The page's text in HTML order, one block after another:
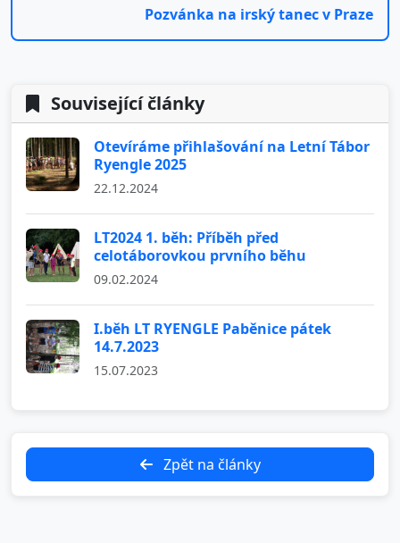
Pozvánka na irský tanec v Praze
Související články
Otevíráme přihlašování na Letní Tábor
Ryengle 2025
22.12.2024
LT2024 1. běh: Příběh před
celotáborovkou prvního běhu
09.02.2024
I.běh LT RYENGLE Paběnice pátek
14.7.2023
15.07.2023
Zpět na články